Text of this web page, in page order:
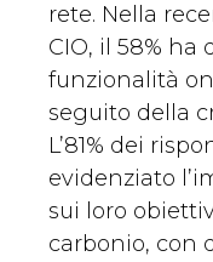
rete. Nella
CIO, il 58%
funzionalità
seguito della
L’81% dei
evidenziato
sui loro
carbonio, con